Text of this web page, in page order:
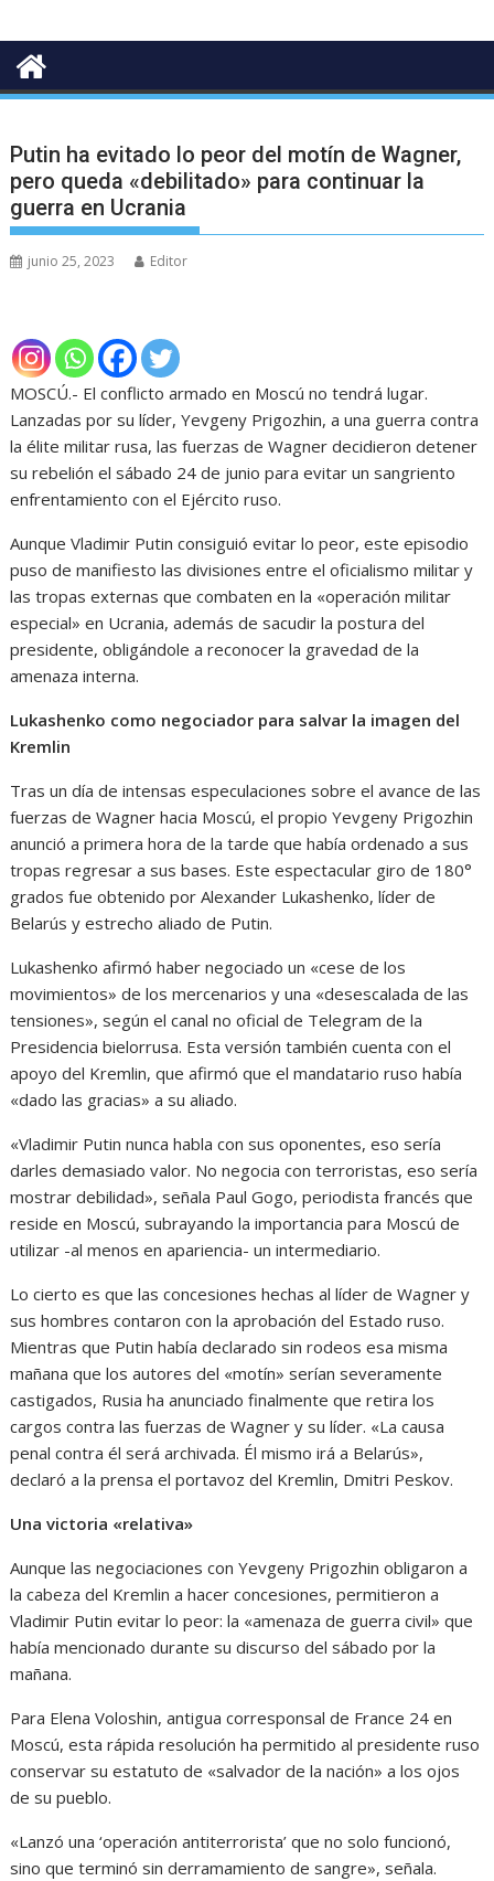
Putin ha evitado lo peor del motín de Wagner,
pero queda «debilitado» para continuar la
guerra en Ucrania
junio 25, 2023 Editor
MOSCÚ.- El conflicto armado en Moscú no tendrá lugar.
Lanzadas por su líder, Yevgeny Prigozhin, a una guerra contra
la élite militar rusa, las fuerzas de Wagner decidieron detener
su rebelión el sábado 24 de junio para evitar un sangriento
enfrentamiento con el Ejército ruso.
Aunque Vladimir Putin consiguió evitar lo peor, este episodio
puso de manifiesto las divisiones entre el oficialismo militar y
las tropas externas que combaten en la «operación militar
especial» en Ucrania, además de sacudir la postura del
presidente, obligándole a reconocer la gravedad de la
amenaza interna.
Lukashenko como negociador para salvar la imagen del
Kremlin
Tras un día de intensas especulaciones sobre el avance de las
fuerzas de Wagner hacia Moscú, el propio Yevgeny Prigozhin
anunció a primera hora de la tarde que había ordenado a sus
tropas regresar a sus bases. Este espectacular giro de 180°
grados fue obtenido por Alexander Lukashenko, líder de
Belarús y estrecho aliado de Putin.
Lukashenko afirmó haber negociado un «cese de los
movimientos» de los mercenarios y una «desescalada de las
tensiones», según el canal no oficial de Telegram de la
Presidencia bielorrusa. Esta versión también cuenta con el
apoyo del Kremlin, que afirmó que el mandatario ruso había
«dado las gracias» a su aliado.
«Vladimir Putin nunca habla con sus oponentes, eso sería
darles demasiado valor. No negocia con terroristas, eso sería
mostrar debilidad», señala Paul Gogo, periodista francés que
reside en Moscú, subrayando la importancia para Moscú de
utilizar -al menos en apariencia- un intermediario.
Lo cierto es que las concesiones hechas al líder de Wagner y
sus hombres contaron con la aprobación del Estado ruso.
Mientras que Putin había declarado sin rodeos esa misma
mañana que los autores del «motín» serían severamente
castigados, Rusia ha anunciado finalmente que retira los
cargos contra las fuerzas de Wagner y su líder. «La causa
penal contra él será archivada. Él mismo irá a Belarús»,
declaró a la prensa el portavoz del Kremlin, Dmitri Peskov.
Una victoria «relativa»
Aunque las negociaciones con Yevgeny Prigozhin obligaron a
la cabeza del Kremlin a hacer concesiones, permitieron a
Vladimir Putin evitar lo peor: la «amenaza de guerra civil» que
había mencionado durante su discurso del sábado por la
mañana.
Para Elena Voloshin, antigua corresponsal de France 24 en
Moscú, esta rápida resolución ha permitido al presidente ruso
conservar su estatuto de «salvador de la nación» a los ojos
de su pueblo.
«Lanzó una ‘operación antiterrorista’ que no solo funcionó,
sino que terminó sin derramamiento de sangre», señala.